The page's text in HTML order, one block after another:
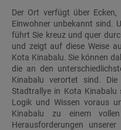
Der Ort verfügt über
Einwohner unbekannt sind.
führt Sie kreuz und quer
und zeigt auf diese Weise
Kota Kinabalu. Sie können
die an den
Kinabalu verortet sind. Die
Stadtrallye in Kota Kinabalu
Logik und Wissen voraus
Kinabalu zu einem
Herausforderungen